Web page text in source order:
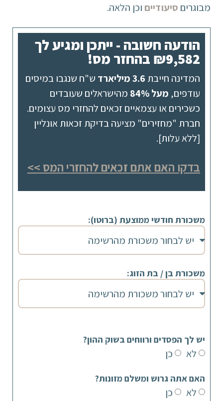
מבוגרים סיעודיים וכן הלאה.
הודעה חשובה - ייתכן ומגיע לך
₪9,582 בהחזר מס!
המדינה חייבת 3.6 מיליארד
ש"ח שנגבו במיסים
עודפים, מעל 84%
מהישראלים שעובדים
כשכירים או עצמאיים זכאים להחזרי מס עצומים.
חברת "מחזירים" מציעה בדיקת זכאות אונליין
[ללא עלות].
בדקו האם אתם זכאים להחזרי המס >>
משכורת חודשי ממוצעת (ברוטו):
משכורת בן / בת הזוג:
יש לך הפסדים ורווחים בשוק ההון?
לא כן
האם אתה גרוש ומשלם מזונות?
לא כן